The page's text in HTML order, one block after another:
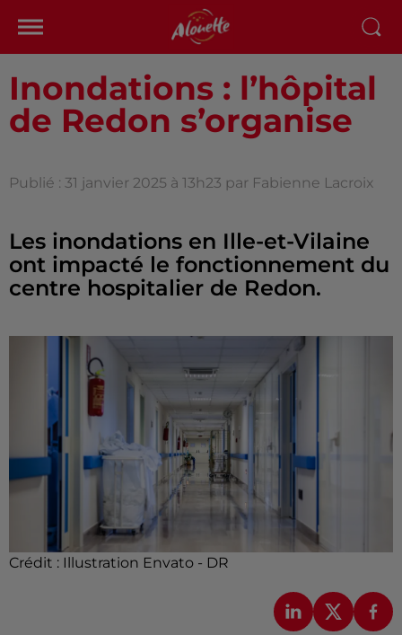
Inondations : l’hôpital
de Redon s’organise
Publié : 31 janvier 2025 à 13h23 par Fabienne Lacroix
Les inondations en Ille-et-Vilaine
ont impacté le fonctionnement du
centre hospitalier de Redon.
Crédit : Illustration Envato - DR